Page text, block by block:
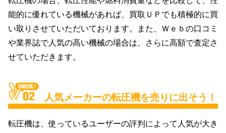
能的に優れている機械があれば、買取ＵＰでも積極的に買
い取りさせていただいております。また、Ｗｅｂの口コミ
や業界誌で人気の高い機械の場合は、さらに高額で査定さ
せていただきます。
人気メーカーの転圧機を売りに出そう！
転圧機は、使っているユーザーの評判によって人気が大き